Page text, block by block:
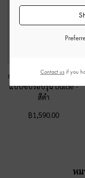
กระเป๋าสตางค์ทรงเหลี่ยม
แบบซิปรอบรุ่น Dulcie-
สีดำ
฿1,590.00
หม
Contact us if you